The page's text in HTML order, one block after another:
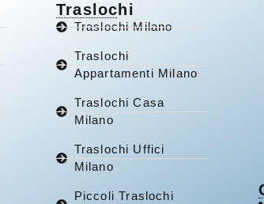
Traslochi
Traslochi Milano
Traslochi
Appartamenti Milano
Traslochi Casa
Milano
Traslochi Uffici
Milano
Piccoli Traslochi